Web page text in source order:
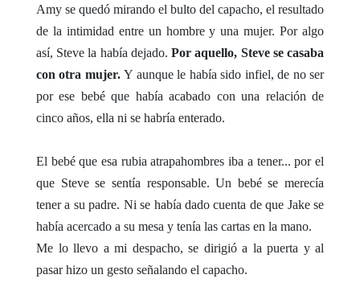
Amy se quedó mirando el bulto del capacho, el resultado
de la intimidad entre un hombre y una mujer. Por algo
así, Steve la había dejado.Por aquello, Steve se casaba
con otra mujer.Y aunque le había sido infiel, de no ser
por ese bebé que había acabado con una relación de
cinco años, ella ni se habría enterado.
El bebé que esa rubia atrapahombres iba a tener... por el
que Steve se sentía responsable. Un bebé se merecía
tener a su padre. Ni se había dado cuenta de que Jake se
había acercado a su mesa y tenía las cartas en la mano.
Me lo llevo a mi despacho, se dirigió a la puerta y al
pasar hizo un gesto señalando el capacho.